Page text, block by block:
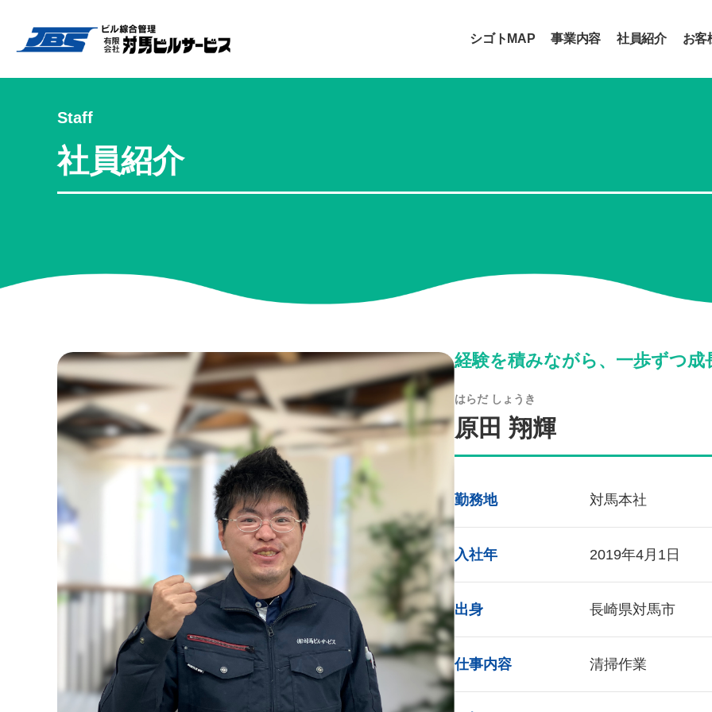
シゴトMAP 事業内容 社員紹介 お客
Staff
社員紹介
経験を積みながら、一歩ずつ成
はらだ しょうき
原田 翔輝
勤務地 対馬本社
入社年 2019年4月1日
出身 長崎県対馬市
仕事内容 清掃作業